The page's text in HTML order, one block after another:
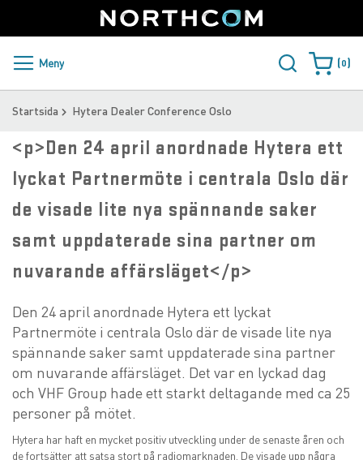
to
Content
Sweden
PRODUKTER OCH LÖSNINGAR
NYHETER
ÅTERFÖRSÄLJARE
NORTHCOM
Meny Varukorgen
0
Startsida Hytera Dealer Conference Oslo
<p>Den 24 april anordnade Hytera ett
lyckat Partnermöte i centrala Oslo där
de visade lite nya spännande saker
samt uppdaterade sina partner om
nuvarande affärsläget</p>
Den 24 april anordnade Hytera ett lyckat
Partnermöte i centrala Oslo där de visade lite nya
spännande saker samt uppdaterade sina partner
om nuvarande affärsläget. Det var en lyckad dag
och VHF Group hade ett starkt deltagande med ca 25
personer på mötet.
Hytera har haft en mycket positiv utveckling under de senaste åren och
de fortsätter att satsa stort på radiomarknaden. De visade upp några